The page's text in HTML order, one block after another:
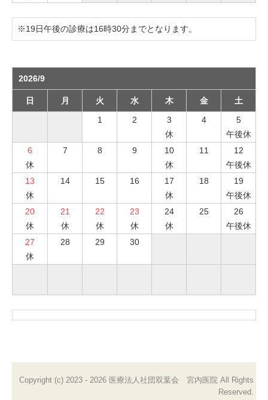
※19日午後の診療は16時30分までとなります。
2026/9
日 月 火 水 木 金
土
1
2
3
休
4
5
午後休
6
休
7 8 9
10
休
11
12
午後休
13
休
14 15 16
17
休
18
19
午後休
20
休
21
休
22
休
23
休
24
休
25
26
午後休
27
休
28 29 30
Copyright (c) 2023 - 2026 医療法人社団双葉会 宮内医院 All Rights
Reserved.